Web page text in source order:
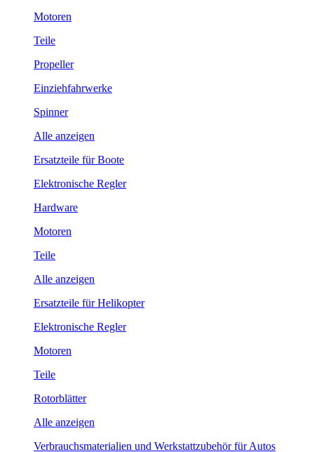
Motoren
Teile
Propeller
Einziehfahrwerke
Spinner
Alle anzeigen
Ersatzteile für Boote
Elektronische Regler
Hardware
Motoren
Teile
Alle anzeigen
Ersatzteile für Helikopter
Elektronische Regler
Motoren
Teile
Rotorblätter
Alle anzeigen
Verbrauchsmaterialien und Werkstattzubehör für Autos